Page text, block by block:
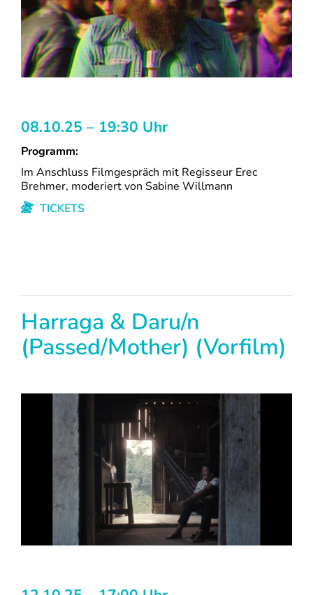
08.10.25 – 19:30 Uhr
Programm:
Im Anschluss Filmgespräch mit Regisseur Erec
Brehmer, moderiert von Sabine Willmann
TICKETS
Harraga & Daru/n
(Passed/Mother) (Vorfilm)